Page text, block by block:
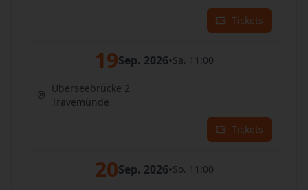
Tickets
19Sep. 2026•Sa. 11:00
Überseebrücke 2
Travemünde
Tickets
20Sep. 2026•So. 11:00